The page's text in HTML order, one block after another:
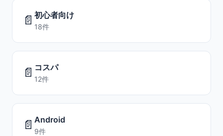
📄 初心者向け
18件
📄 コスパ
12件
📄 Android
9件